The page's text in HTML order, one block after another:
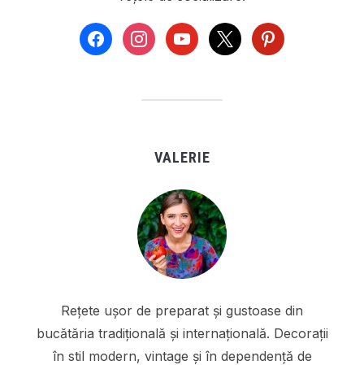
facebookinstagramyoutube
x pinterest
VALERIE
Rețete ușor de preparat și gustoase din
bucătăria tradițională și internațională. Decorații
în stil modern, vintage și în dependență de